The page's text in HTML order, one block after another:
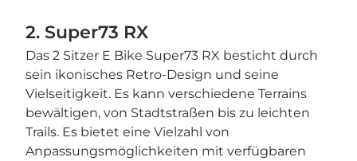
2. Super73 RX
Das 2 Sitzer E Bike Super73 RX besticht durch
sein ikonisches Retro-Design und seine
Vielseitigkeit. Es kann verschiedene Terrains
bewältigen, von Stadtstraßen bis zu leichten
Trails. Es bietet eine Vielzahl von
Anpassungsmöglichkeiten mit verfügbaren